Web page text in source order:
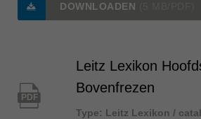
DOWNLOADEN
PDF
Leitz Lexikon
Bovenfrezen
Type: Leitz Lexikon /